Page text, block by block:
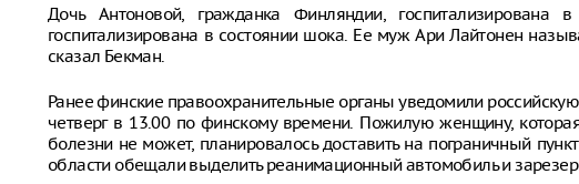
Дочь Антоновой, гражданка Финляндии, госпитализирована
госпитализирована в состоянии шока. Ее муж Ари Лайтонен
сказал Бекман.
Ранее финские правоохранительные органы уведомили
четверг в 13.00 по финскому времени. Пожилую женщину, которая
болезни не может, планировалось доставить на пограничный
области обещали выделить реанимационный автомобиль и